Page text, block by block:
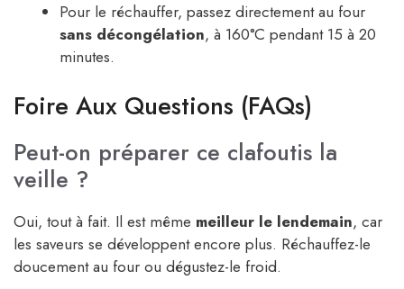
Pour le réchauffer, passez directement au four
sans décongélation, à 160°C pendant 15 à 20
minutes.
Foire Aux Questions (FAQs)
Peut-on préparer ce clafoutis la
veille ?
Oui, tout à fait. Il est même meilleur le lendemain, car
les saveurs se développent encore plus. Réchauffez-le
doucement au four ou dégustez-le froid.